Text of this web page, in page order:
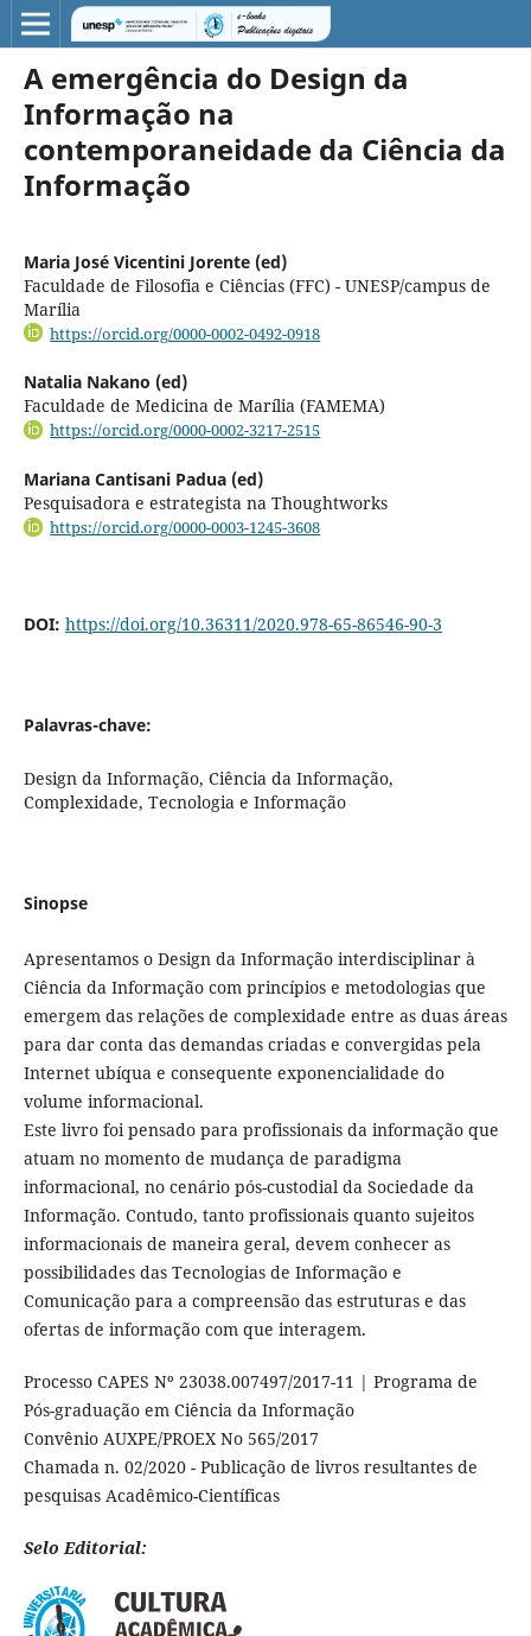
A emergência do Design da
Informação na
contemporaneidade da Ciência da
Informação
Maria José Vicentini Jorente (ed)
Faculdade de Filosofia e Ciências (FFC) - UNESP/campus de
Marília
https://orcid.org/0000-0002-0492-0918
Natalia Nakano (ed)
Faculdade de Medicina de Marília (FAMEMA)
https://orcid.org/0000-0002-3217-2515
Mariana Cantisani Padua (ed)
Pesquisadora e estrategista na Thoughtworks
https://orcid.org/0000-0003-1245-3608
DOI: https://doi.org/10.36311/2020.978-65-86546-90-3
Palavras-chave:
Design da Informação, Ciência da Informação,
Complexidade, Tecnologia e Informação
Sinopse
Apresentamos o Design da Informação interdisciplinar à
Ciência da Informação com princípios e metodologias que
emergem das relações de complexidade entre as duas áreas
para dar conta das demandas criadas e convergidas pela
Internet ubíqua e consequente exponencialidade do
volume informacional.
Este livro foi pensado para profissionais da informação que
atuam no momento de mudança de paradigma
informacional, no cenário pós-custodial da Sociedade da
Informação. Contudo, tanto profissionais quanto sujeitos
informacionais de maneira geral, devem conhecer as
possibilidades das Tecnologias de Informação e
Comunicação para a compreensão das estruturas e das
ofertas de informação com que interagem.
Processo CAPES Nº 23038.007497/2017-11 | Programa de
Pós-graduação em Ciência da Informação
Convênio AUXPE/PROEX No 565/2017
Chamada n. 02/2020 - Publicação de livros resultantes de
pesquisas Acadêmico-Científicas
Selo Editorial: